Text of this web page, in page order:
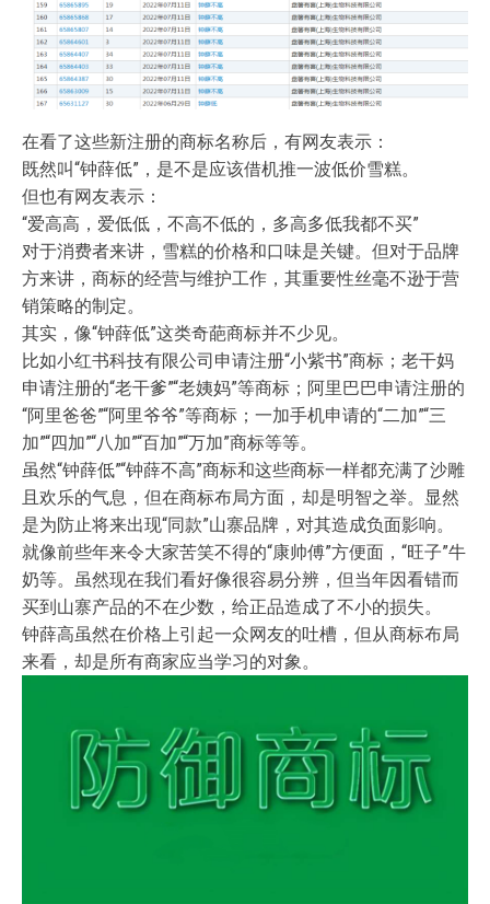
在看了这些新注册的商标名称后，有网友表示：
既然叫“钟薛低”，是不是应该借机推一波低价雪糕。
但也有网友表示：
“爱高高，爱低低，不高不低的，多高多低我都不买”
对于消费者来讲，雪糕的价格和口味是关键。但对于品牌
方来讲，商标的经营与维护工作，其重要性丝毫不逊于营
销策略的制定。
其实，像“钟薛低”这类奇葩商标并不少见。
比如小红书科技有限公司申请注册“小紫书”商标；老干妈
申请注册的“老干爹”“老姨妈”等商标；阿里巴巴申请注册的
“阿里爸爸”“阿里爷爷”等商标；一加手机申请的“二加”“三
加”“四加”“八加”“百加”“万加”商标等等。
虽然“钟薛低”“钟薛不高”商标和这些商标一样都充满了沙雕
且欢乐的气息，但在商标布局方面，却是明智之举。显然
是为防止将来出现“同款”山寨品牌，对其造成负面影响。
就像前些年来令大家苦笑不得的“康帅傅”方便面，“旺子”牛
奶等。虽然现在我们看好像很容易分辨，但当年因看错而
买到山寨产品的不在少数，给正品造成了不小的损失。
钟薛高虽然在价格上引起一众网友的吐槽，但从商标布局
来看，却是所有商家应当学习的对象。